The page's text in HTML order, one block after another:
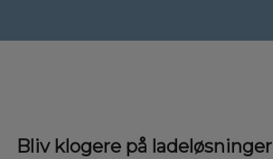
Bliv klogere på ladeløsninger